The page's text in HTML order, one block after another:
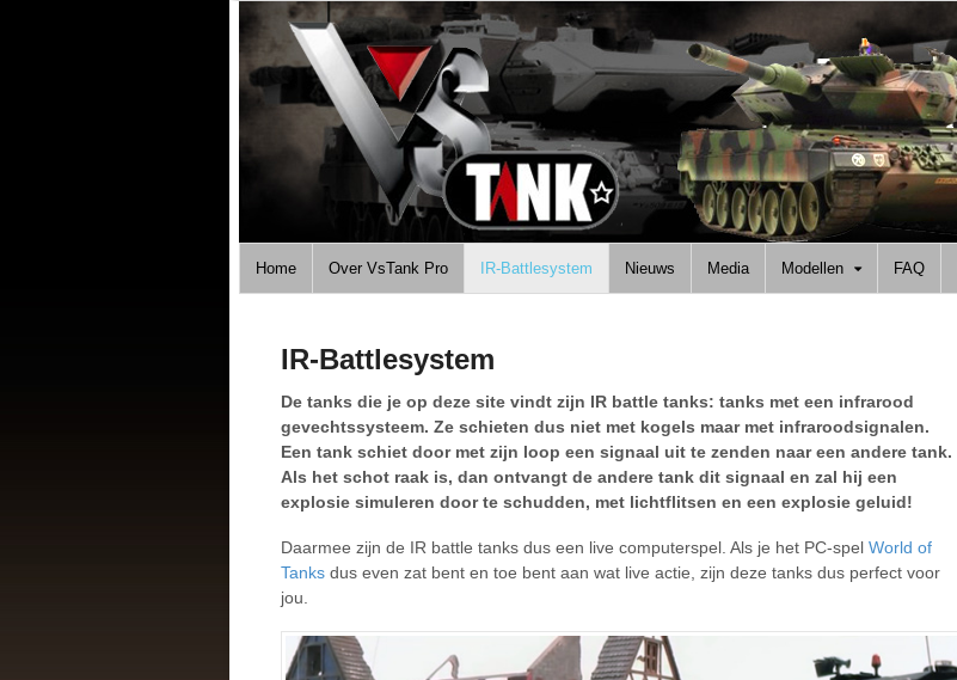
Home Over VsTank Pro IR-Battlesystem Nieuws Media Modellen FAQ
IR-Battlesystem
De tanks die je op deze site vindt zijn IR battle tanks: tanks met een infrarood
gevechtssysteem. Ze schieten dus niet met kogels maar met infraroodsignalen.
Een tank schiet door met zijn loop een signaal uit te zenden naar een andere tank.
Als het schot raak is, dan ontvangt de andere tank dit signaal en zal hij een
explosie simuleren door te schudden, met lichtflitsen en een explosie geluid!
Daarmee zijn de IR battle tanks dus een live computerspel. Als je het PC-spel World of
Tanks dus even zat bent en toe bent aan wat live actie, zijn deze tanks dus perfect voor
jou.